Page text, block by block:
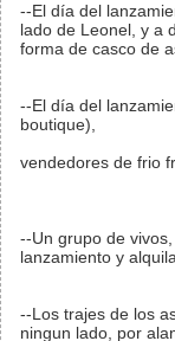
--El día del
lado de Leonel, y a
forma de casco de
--El día del
boutique),
vendedores de frio
--Un grupo de
lanzamiento y
--Los trajes de los
ningun lado, por